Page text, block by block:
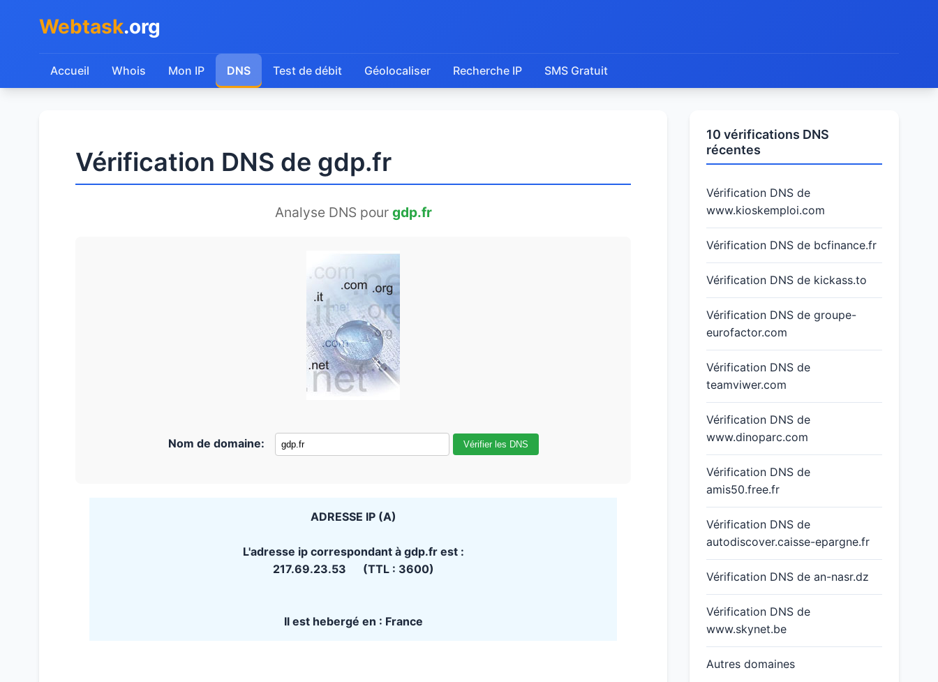
Webtask.org
Accueil Whois Mon IP DNS Test de débit Géolocaliser Recherche IP SMS Gratuit
Vérification DNS de gdp.fr
Analyse DNS pour gdp.fr
Nom de domaine: Vérifier les DNS
ADRESSE IP (A)
L'adresse ip correspondant à gdp.fr est :
217.69.23.53 (TTL : 3600)
Il est hebergé en : France
10 vérifications DNS
récentes
Vérification DNS de
www.kioskemploi.com
Vérification DNS de bcfinance.fr
Vérification DNS de kickass.to
Vérification DNS de groupe-
eurofactor.com
Vérification DNS de
teamviwer.com
Vérification DNS de
www.dinoparc.com
Vérification DNS de
amis50.free.fr
Vérification DNS de
autodiscover.caisse-epargne.fr
Vérification DNS de an-nasr.dz
Vérification DNS de
www.skynet.be
Autres domaines